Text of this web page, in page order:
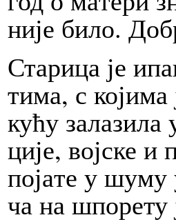
ни­је би­ло.
Ста­ри­ца је
ти­ма, с
ку­ћу
ци­је, вој­ске и
по­ја­те у шу­му
ча на шпо­ре­ту